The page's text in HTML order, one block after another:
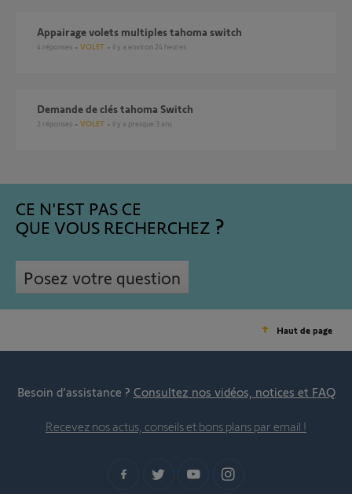
Appairage volets multiples tahoma switch
4 réponses VOLET il y a environ 24 heures
demande de clés tahoma Switch
2 réponses VOLET il y a presque 3 ans
CE N'EST PAS CE
QUE VOUS RECHERCHEZ
Posez votre question
Haut de page
Besoin d’assistance ? Consultez nos vidéos, notices et FAQ
Recevez nos actus, conseils et bons plans par email !